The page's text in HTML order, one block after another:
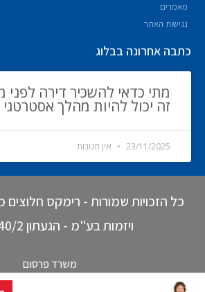
מאמרים
נגישות האתר
כתבה אחרונה בבלוג
מתי כדאי להשכיר דירה לפני
זה יכול להיות מהלך אסטרטגי
23/11/2025 אין תגובות
כל הזכויות שמורות - רימקס חלוצים
ויזמות בע"מ - הגעתון 40/2 נהריה
משרד פרסום